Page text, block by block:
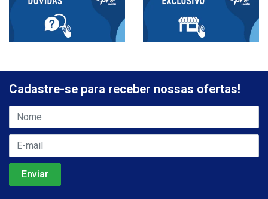
Cadastre-se para receber nossas ofertas!